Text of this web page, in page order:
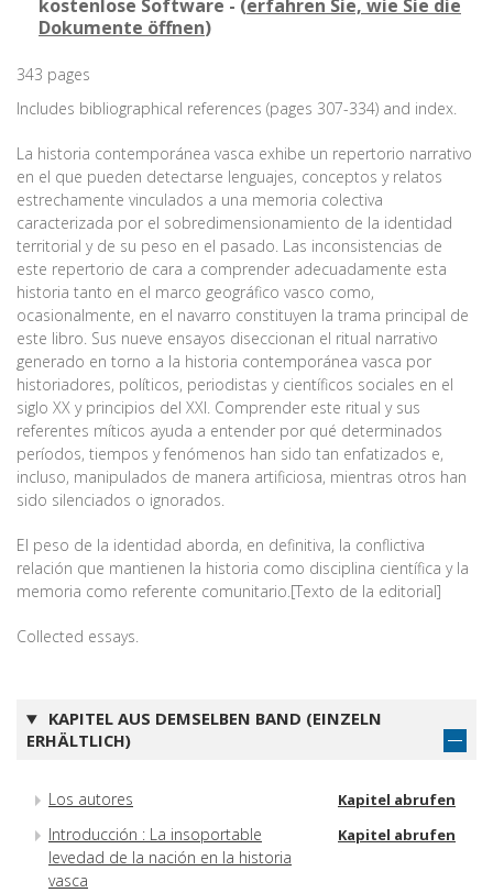
kostenlose Software - (erfahren Sie, wie Sie die
Dokumente öffnen)
343 pages
Includes bibliographical references (pages 307-334) and index.
La historia contemporánea vasca exhibe un repertorio narrativo
en el que pueden detectarse lenguajes, conceptos y relatos
estrechamente vinculados a una memoria colectiva
caracterizada por el sobredimensionamiento de la identidad
territorial y de su peso en el pasado. Las inconsistencias de
este repertorio de cara a comprender adecuadamente esta
historia tanto en el marco geográfico vasco como,
ocasionalmente, en el navarro constituyen la trama principal de
este libro. Sus nueve ensayos diseccionan el ritual narrativo
generado en torno a la historia contemporánea vasca por
historiadores, políticos, periodistas y científicos sociales en el
siglo XX y principios del XXI. Comprender este ritual y sus
referentes míticos ayuda a entender por qué determinados
períodos, tiempos y fenómenos han sido tan enfatizados e,
incluso, manipulados de manera artificiosa, mientras otros han
sido silenciados o ignorados.
El peso de la identidad aborda, en definitiva, la conflictiva
relación que mantienen la historia como disciplina científica y la
memoria como referente comunitario.[Texto de la editorial]
Collected essays.
KAPITEL AUS DEMSELBEN BAND (EINZELN
ERHÄLTLICH)
Los autores Kapitel abrufen
Introducción : La insoportable
levedad de la nación en la historia
vasca
Kapitel abrufen